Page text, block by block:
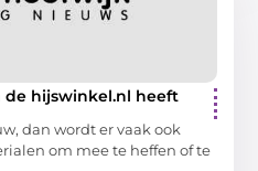
de hijswinkel.nl heeft
dan wordt er vaak ook
om mee te heffen of te